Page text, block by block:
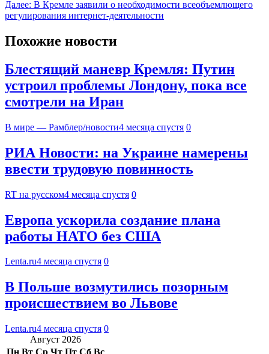
Далее: В Кремле заявили о необходимости всеобъемлющего
регулирования интернет-деятельности
Похожие новости
Блестящий маневр Кремля: Путин
устроил проблемы Лондону, пока все
смотрели на Иран
В мире — Рамблер/новости4 месяца спустя 0
РИА Новости: на Украине намерены
ввести трудовую повинность
RT на русском4 месяца спустя 0
Европа ускорила создание плана
работы НАТО без США
Lenta.ru4 месяца спустя 0
В Польше возмутились позорным
происшествием во Львове
Lenta.ru4 месяца спустя 0
Август 2026